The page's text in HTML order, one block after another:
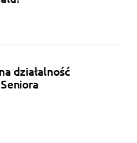
działalność